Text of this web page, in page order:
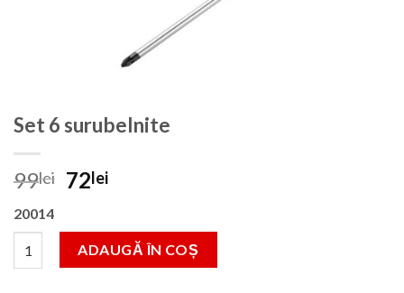
Set 6 surubelnite
99lei Prețul
fost:
99lei.
72leiPrețul
72lei.
20014
Cantitate Set 6 surubelnite
ADAUGĂ ÎN COȘ